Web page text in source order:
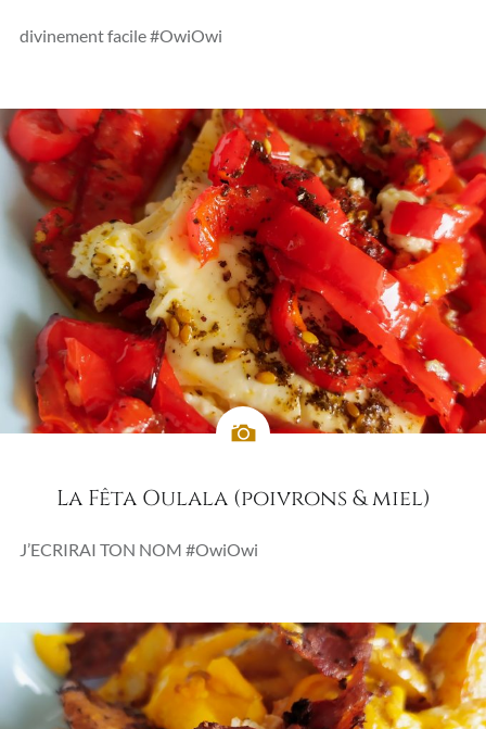
divinement facile #OwiOwi
La Fêta Oulala (poivrons & miel)
J’ECRIRAI TON NOM #OwiOwi